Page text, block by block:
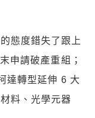
態度錯失了跟上
申請破產重組；
達轉型延伸 6 大
料、光學元器